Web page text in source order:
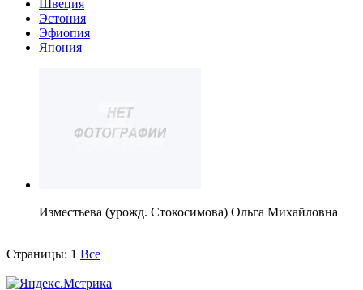
Швеция
Эстония
Эфиопия
Япония
Изместьева (урожд. Стокосимова) Ольга Михайловна
Страницы: 1 Все